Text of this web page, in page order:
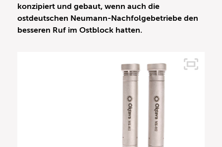
konzipiert und gebaut, wenn auch die
ostdeutschen Neumann-Nachfolgebetriebe den
besseren Ruf im Ostblock hatten.